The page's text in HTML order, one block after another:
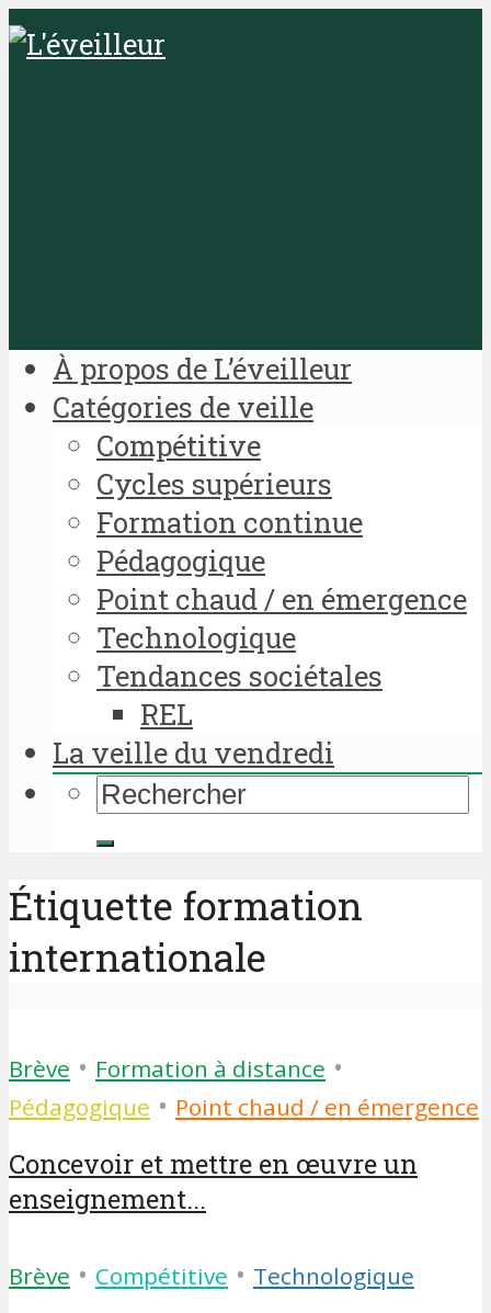
À propos de L’éveilleur
Catégories de veille
Compétitive
Cycles supérieurs
Formation continue
Pédagogique
Point chaud / en émergence
Technologique
Tendances sociétales
REL
La veille du vendredi
Étiquette formation
internationale
Brève • Formation à distance •
Pédagogique • Point chaud / en émergence
Concevoir et mettre en œuvre un
enseignement...
Brève • Compétitive • Technologique